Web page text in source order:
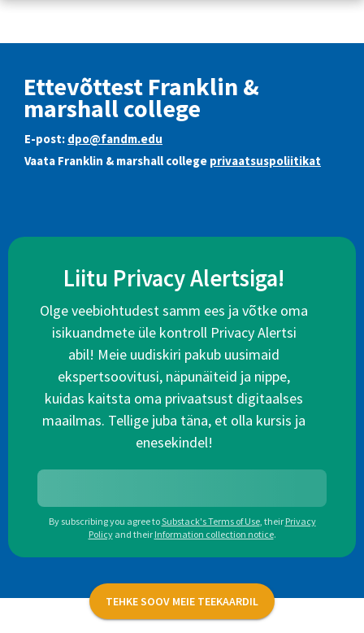
Ettevõttest Franklin &
marshall college
E-post: dpo@fandm.edu
Vaata Franklin & marshall college privaatsuspoliitikat
Liitu Privacy Alertsiga!
Olge veebiohtudest samm ees ja võtke oma
isikuandmete üle kontroll Privacy Alertsi
abil! Meie uudiskiri pakub uusimaid
ekspertsoovitusi, näpunäiteid ja nippe,
kuidas kaitsta oma privaatsust digitaalses
maailmas. Tellige juba täna, et olla kursis ja
enesekindel!
By subscribing you agree toSubstack's Terms of Use, their Privacy
Policy and their Information collection notice.
TEHKE SOOV MEIE TEEKAARDIL